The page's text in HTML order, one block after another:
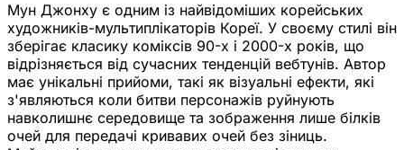
Мун Джонху є одним із найвідоміших корейських
художників-мультиплікаторів Кореї. У своєму стилі він
зберігає класику коміксів 90-х і 2000-х років, що
відрізняється від сучасних тенденцій вебтунів. Автор
має унікальні прийоми, такі як візуальні ефекти, які
з'являються коли битви персонажів руйнують
навколишнє середовище та зображення лише білків
очей для передачі кривавих очей без зіниць.